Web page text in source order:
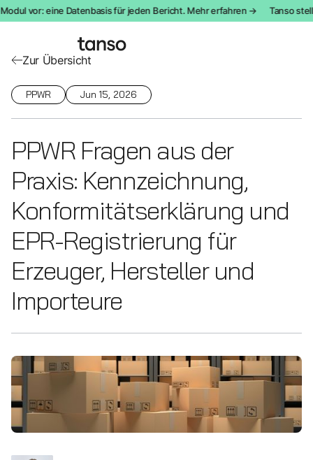
vor: eine Datenbasis für jeden Bericht. Mehr erfahren → Tanso stellt
Zur Übersicht
PPWR Jun 15, 2026
PPWR Fragen aus der
Praxis: Kennzeichnung,
Konformitätserklärung und
EPR-Registrierung für
Erzeuger, Hersteller und
Importeure